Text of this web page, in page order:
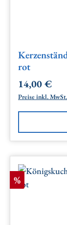
rot
Regulärer
14,00 €
Preise inkl.
Rabatt
%